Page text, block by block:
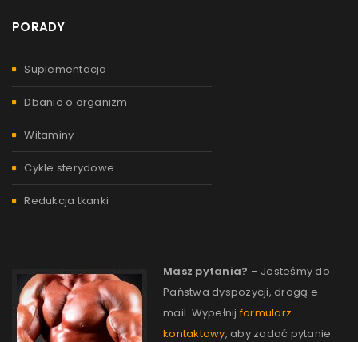
PORADY
Suplementacja
Dbanie o organizm
Witaminy
Cykle sterydowe
Redukcja tkanki
Masz pytania? – Jesteśmy do
Państwa dyspozycji, drogą e-
mail. Wypełnijformularz
kontaktowy, aby zadać pytanie